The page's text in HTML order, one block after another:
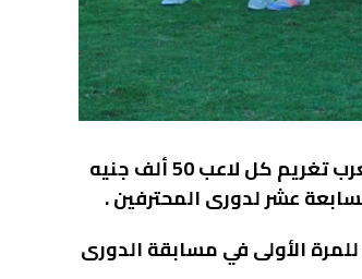
قرر المهندس محمد عادل المشرف العام على فريق الكرة بالمقاولون العرب تغريم كل لاعب 50 ألف جنيه
عشر لدورى المحترفين .
الأولى في مسابقة الدورى